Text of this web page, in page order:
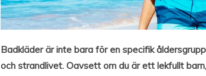
Badkläder är inte bara för en specifik
och strandlivet. Oavsett om du är ett lekfullt